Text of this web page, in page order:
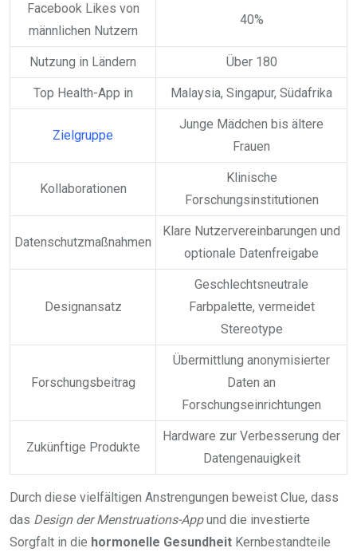
Facebook Likes von
männlichen Nutzern
40%
Nutzung in Ländern Über 180
Top Health-App in Malaysia, Singapur, Südafrika
Zielgruppe
Junge Mädchen bis ältere
Frauen
Kollaborationen
Klinische
Forschungsinstitutionen
Datenschutzmaßnahmen
Klare Nutzervereinbarungen und
optionale Datenfreigabe
Designansatz
Geschlechtsneutrale
Farbpalette, vermeidet
Stereotype
Forschungsbeitrag
Übermittlung anonymisierter
Daten an
Forschungseinrichtungen
Zukünftige Produkte
Hardware zur Verbesserung der
Datengenauigkeit
Durch diese vielfältigen Anstrengungen beweist Clue, dass
das Design der Menstruations-Appund die investierte
Sorgfalt in die hormonelle Gesundheit Kernbestandteile